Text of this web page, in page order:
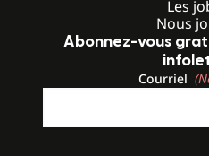
Les
Nous
Abonnez-vous
Courriel